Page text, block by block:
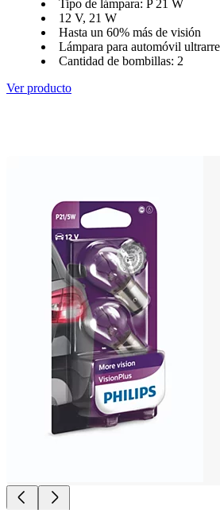
Tipo de lámpara: P 21 W
12 V, 21 W
Hasta un 60% más de visión
Lámpara para automóvil
Cantidad de bombillas: 2
Ver producto